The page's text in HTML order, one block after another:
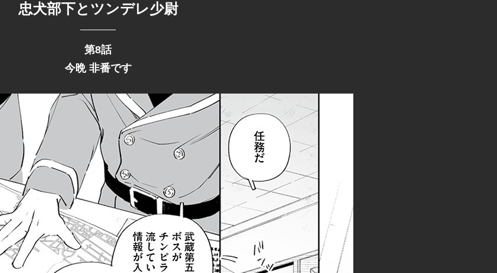
忠犬部下とツンデレ少尉
第8話
今晩 非番です